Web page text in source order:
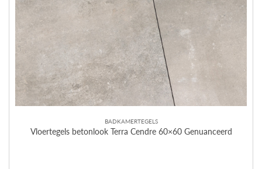
BADKAMERTEGELS
Vloertegels betonlook Terra Cendre 60×60 Genuanceerd